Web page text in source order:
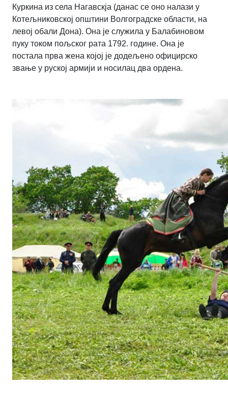
Куркина из села Нагавскја (данас се оно налази у
Котељниковској општини Волгоградске области, на
левој обали Дона). Она је служила у Балабиновом
пуку током пољског рата 1792. године. Она је
постала прва жена којој је додељено официрско
звање у руској армији и носилац два ордена.